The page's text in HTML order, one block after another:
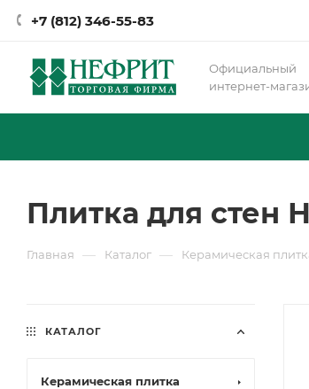
+7 (812) 346-55-83
Официальный
интернет-
Плитка для стен
Главная — Каталог — Керамическая
КАТАЛОГ
Керамическая плитка